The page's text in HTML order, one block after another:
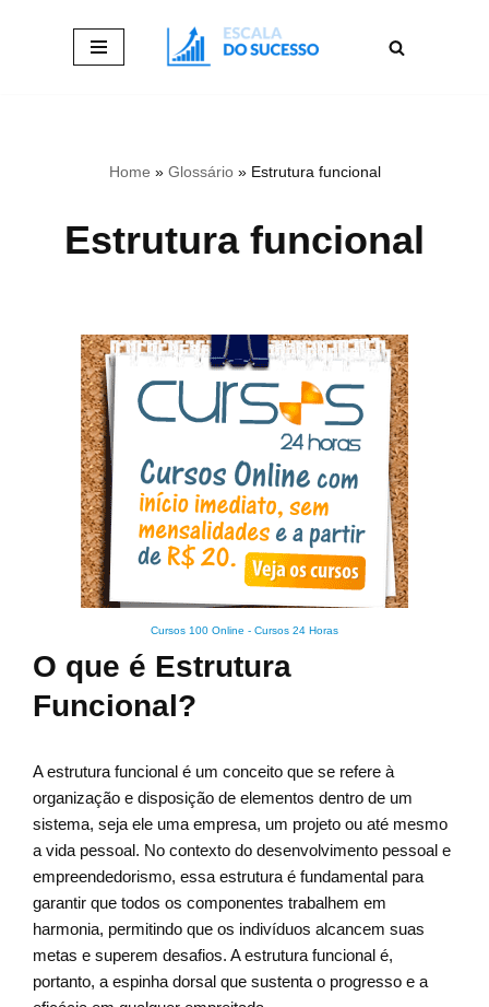
Home » Glossário» Estrutura funcional
Estrutura funcional
Cursos 100 Online - Cursos 24 Horas
O que é Estrutura
Funcional?
A estrutura funcional é um conceito que se refere à
organização e disposição de elementos dentro de um
sistema, seja ele uma empresa, um projeto ou até mesmo
a vida pessoal. No contexto do desenvolvimento pessoal e
empreendedorismo, essa estrutura é fundamental para
garantir que todos os componentes trabalhem em
harmonia, permitindo que os indivíduos alcancem suas
metas e superem desafios. A estrutura funcional é,
portanto, a espinha dorsal que sustenta o progresso e a